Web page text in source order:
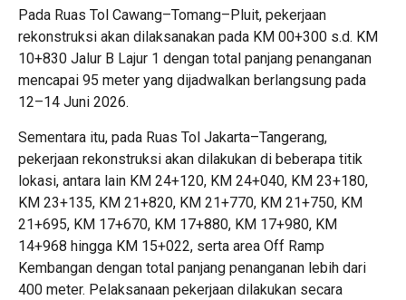
Pada Ruas Tol Cawang–Tomang–Pluit, pekerjaan
rekonstruksi akan dilaksanakan pada KM 00+300 s.d. KM
10+830 Jalur B Lajur 1 dengan total panjang penanganan
mencapai 95 meter yang dijadwalkan berlangsung pada
12–14 Juni 2026.
Sementara itu, pada Ruas Tol Jakarta–Tangerang,
pekerjaan rekonstruksi akan dilakukan di beberapa titik
lokasi, antara lain KM 24+120, KM 24+040, KM 23+180,
KM 23+135, KM 21+820, KM 21+770, KM 21+750, KM
21+695, KM 17+670, KM 17+880, KM 17+980, KM
14+968 hingga KM 15+022, serta area Off Ramp
Kembangan dengan total panjang penanganan lebih dari
400 meter. Pelaksanaan pekerjaan dilakukan secara